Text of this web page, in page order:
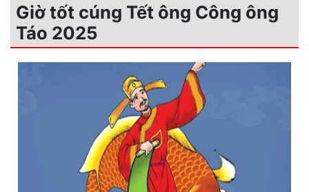
Giờ tốt cúng Tết ông Công ông
Táo 2025